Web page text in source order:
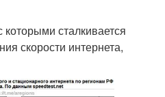
сталкивается
скорости интернета,